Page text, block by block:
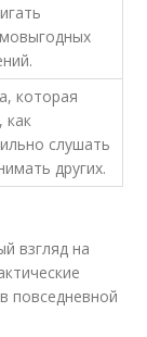
которая
как
слушать
других.
взгляд на
повседневной